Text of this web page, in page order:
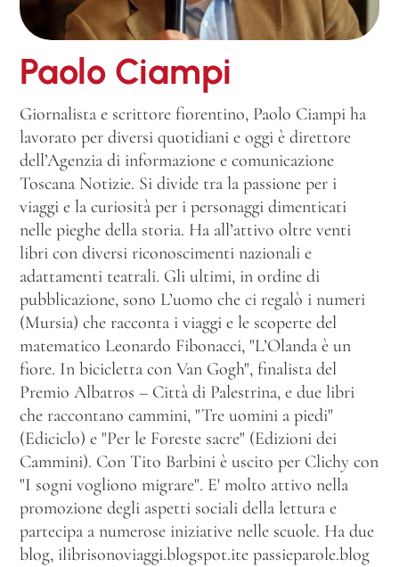
Paolo Ciampi
Giornalista e scrittore fiorentino, Paolo Ciampi ha
lavorato per diversi quotidiani e oggi è direttore
dell’Agenzia di informazione e comunicazione
Toscana Notizie. Si divide tra la passione per i
viaggi e la curiosità per i personaggi dimenticati
nelle pieghe della storia. Ha all’attivo oltre venti
libri con diversi riconoscimenti nazionali e
adattamenti teatrali. Gli ultimi, in ordine di
pubblicazione, sono L’uomo che ci regalò i numeri
(Mursia) che racconta i viaggi e le scoperte del
matematico Leonardo Fibonacci, "L’Olanda è un
fiore. In bicicletta con Van Gogh", finalista del
Premio Albatros – Città di Palestrina, e due libri
che raccontano cammini, "Tre uomini a piedi"
(Ediciclo) e "Per le Foreste sacre" (Edizioni dei
Cammini). Con Tito Barbini è uscito per Clichy con
"I sogni vogliono migrare". E' molto attivo nella
promozione degli aspetti sociali della lettura e
partecipa a numerose iniziative nelle scuole. Ha due
blog, ilibrisonoviaggi.blogspot.ite passieparole.blog